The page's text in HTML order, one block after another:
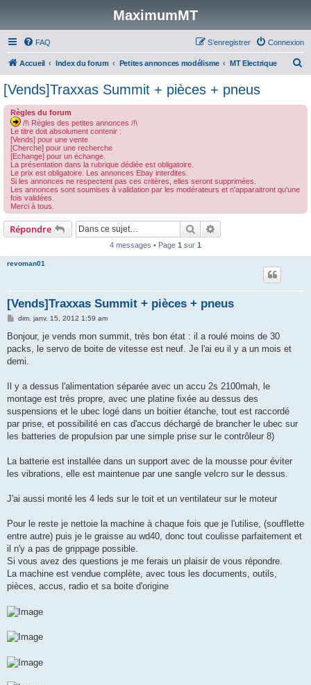
MaximumMT
FAQ Connexion
S’enregistrer
Accueil Index du forum Petites annonces modélisme MT Electrique
r
[Vends]Traxxas Summit + pièces + pneus
Règles du forum
/!\ Règles des petites annonces /!\
Le titre doit absolument contenir :
[Vends] pour une vente
[Cherche] pour une recherche
[Echange] pour un échange.
La présentation dans la rubrique dédiée est obligatoire.
Le prix est obligatoire. Les annonces Ebay interdites.
Si les annonces ne respectent pas ces critères, elles seront supprimées.
Les annonces sont soumises à validation par les modérateurs et n'apparaitront qu'une
fois validées.
Merci à tous.
Répondre Rechercher
4 messages • Page 1 sur 1
revoman01
[Vends]Traxxas Summit + pièces + pneus
M
s
a
g
dim. janv. 15, 2012 1:59 am
Bonjour, je vends mon summit, très bon état : il a roulé moins de 30
packs, le servo de boite de vitesse est neuf. Je l'ai eu il y a un mois et
demi.
Il y a dessus l'alimentation séparée avec un accu 2s 2100mah, le
montage est très propre, avec une platine fixée au dessus des
suspensions et le ubec logé dans un boitier étanche, tout est raccordé
par prise, et possibilité en cas d'accus déchargé de brancher le ubec sur
les batteries de propulsion par une simple prise sur le contrôleur 8)
La batterie est installée dans un support avec de la mousse pour éviter
les vibrations, elle est maintenue par une sangle velcro sur le dessus.
J'ai aussi monté les 4 leds sur le toit et un ventilateur sur le moteur
Pour le reste je nettoie la machine à chaque fois que je l'utilise, (soufflette
entre autre) puis je le graisse au wd40, donc tout coulisse parfaitement et
il n'y a pas de grippage possible.
Si vous avez des questions je me ferais un plaisir de vous répondre.
La machine est vendue complète, avec tous les documents, outils,
pièces, accus, radio et sa boite d'origine